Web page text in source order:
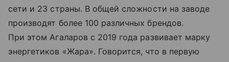
сети и 23 страны. В общей сложности на заводе
производят более 100 различных брендов.
При этом Агаларов с 2019 года развивает марку
энергетиков «Жара». Говорится, что в первую